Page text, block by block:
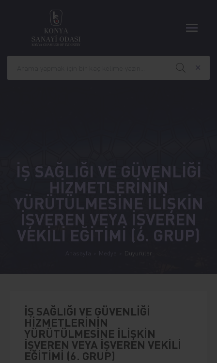
İŞ SAĞLIĞI VE GÜVENLİĞİ
HİZMETLERİNİN
YÜRÜTÜLMESİNE İLİŞKİN
İŞVEREN VEYA İŞVEREN
VEKİLİ EĞİTİMİ (6. GRUP)
Anasayfa Medya Duyurular
İŞ SAĞLIĞI VE GÜVENLİĞİ
HİZMETLERİNİN
YÜRÜTÜLMESİNE İLİŞKİN
İŞVEREN VEYA İŞVEREN VEKİLİ
EĞİTİMİ (6. GRUP)